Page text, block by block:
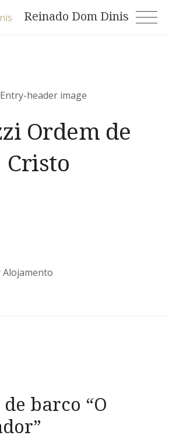
Reinado Dom Dinis
Ordem de
Cristo
de barco “O